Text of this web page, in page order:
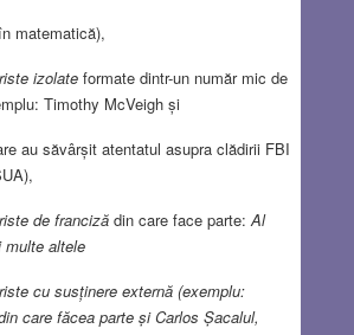
matematică),
izolateformate dintr-un număr mic de
Timothy McVeigh și
au săvârșit atentatul asupra clădirii FBI
de franciză din care face parte:Al
altele
cu susținere externă (exemplu:
care făcea parte și Carlos Șacalul,